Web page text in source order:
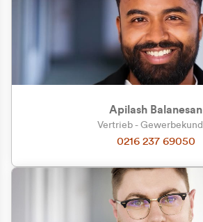
Apilash Balanesan
Vertrieb -
0216 237 69050